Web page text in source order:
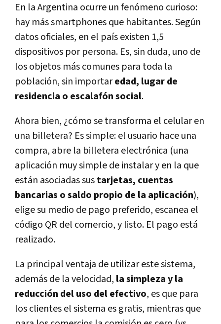
En la Argentina ocurre un fenómeno curioso:
hay más smartphones que habitantes. Según
datos oficiales, en el paí­s existen 1,5
dispositivos por persona. Es, sin duda, uno de
los objetos más comunes para toda la
población, sin importaredad, lugar de
residencia o escalafón social.
Ahora bien, ¿cómo se transforma el celular en
una billetera? Es simple: el usuario hace una
compra, abre la billetera electrónica (una
aplicación muy simple de instalar y en la que
están asociadas sustarjetas, cuentas
bancarias o saldo propio de la aplicación),
elige su medio de pago preferido, escanea el
código QR del comercio, y listo. El pago está
realizado.
La principal ventaja de utilizar este sistema,
además de la velocidad, la simpleza y la
reducción del uso del efectivo, es que para
los clientes el sistema es gratis, mientras que